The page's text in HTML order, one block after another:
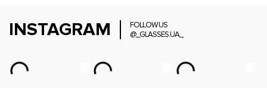
INSTAGRAM
FOLLOW US
@_GLASSES.UA_